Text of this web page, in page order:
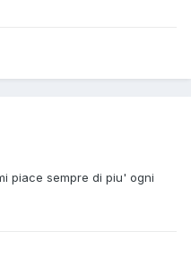
piace sempre di piu' ogni